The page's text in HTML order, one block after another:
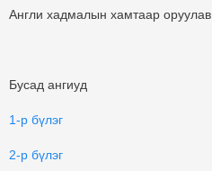
Англи хадмалын хамтаар оруулав.
Бусад ангиуд
1-р бүлэг
2-р бүлэг